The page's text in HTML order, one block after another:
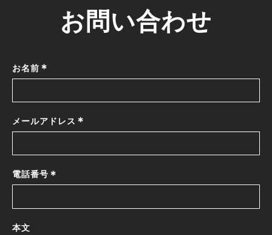
お問い合わせ
お名前 *
メールアドレス *
電話番号 *
本文